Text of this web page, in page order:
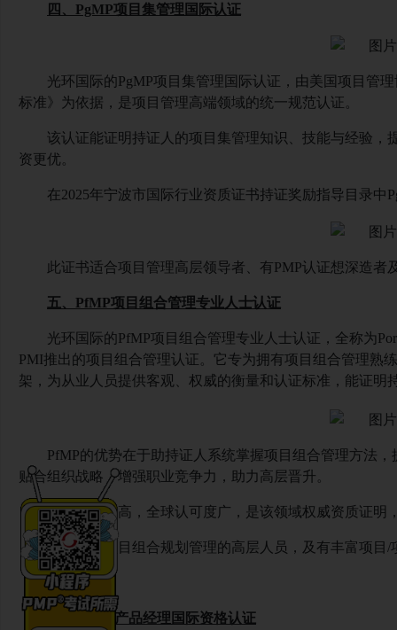
四、 PgMP项目集管理国际认证
光环国际的PgMP项目集管理国际认证，由美国项目管
标准》为依据，是项目管理高端领域的统一规范认证。
该认证能证明持证人的项目集管理知识、技能与经验
资更优。
在2025年宁波市国际行业资质证书持证奖励指导目录中
此证书适合项目管理高层领导者、有PMP认证想深造者
五、 PfMP项目组合管理专业人士认证
光环国际的PfMP项目组合管理专业人士认证，全称为
PMI推出的项目组合管理认证。它专为拥有项目组合管理熟
架，为从业人员提供客观、权威的衡量和认证标准，能证明
PfMP的优势在于助持证人系统掌握项目组合管理方法
贴合组织战略，增强职业竞争力，助力高层晋升。
证书含金量高，全球认可度广，是该领域权威资质证明
适合负责项目组合规划管理的高层人员，及有丰富项目 /
NPDP产品经理国际资格认证